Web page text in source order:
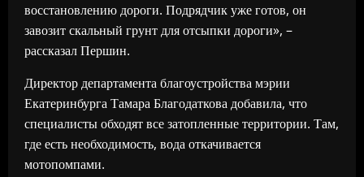
восстановлению дороги. Подрядчик уже готов, он
завозит скальный грунт для отсыпки дороги», –
рассказал Першин.
Директор департамента благоустройства мэрии
Екатеринбурга Тамара Благодаткова добавила, что
специалисты обходят все затопленные территории. Там,
где есть необходимость, вода откачивается
мотопомпами.